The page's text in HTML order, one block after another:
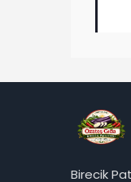
Birecik